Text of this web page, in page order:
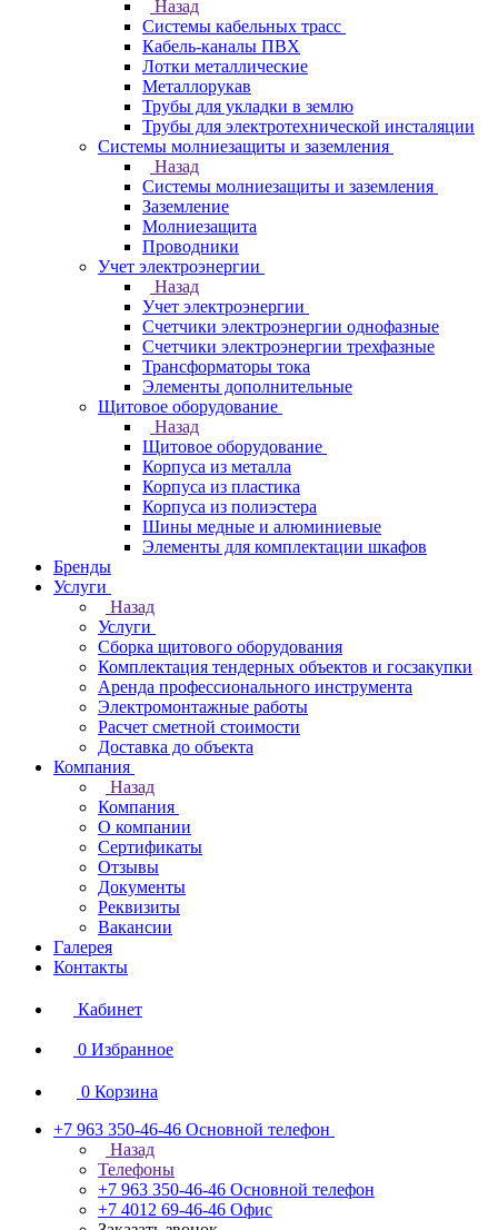
Назад
Системы кабельных трасс
Кабель-каналы ПВХ
Лотки металлические
Металлорукав
Трубы для укладки в землю
Трубы для электротехнической инсталяции
Системы молниезащиты и заземления
Назад
Системы молниезащиты и заземления
Заземление
Молниезащита
Проводники
Учет электроэнергии
Назад
Учет электроэнергии
Счетчики электроэнергии однофазные
Счетчики электроэнергии трехфазные
Трансформаторы тока
Элементы дополнительные
Щитовое оборудование
Назад
Щитовое оборудование
Корпуса из металла
Корпуса из пластика
Корпуса из полиэстера
Шины медные и алюминиевые
Элементы для комплектации шкафов
Бренды
Услуги
Назад
Услуги
Сборка щитового оборудования
Комплектация тендерных объектов и госзакупки
Аренда профессионального инструмента
Электромонтажные работы
Расчет сметной стоимости
Доставка до объекта
Компания
Назад
Компания
О компании
Сертификаты
Отзывы
Документы
Реквизиты
Вакансии
Галерея
Контакты
Кабинет
0 Избранное
0 Корзина
+7 963 350-46-46 Основной телефон
Назад
Телефоны
+7 963 350-46-46 Основной телефон
+7 4012 69-46-46 Офис